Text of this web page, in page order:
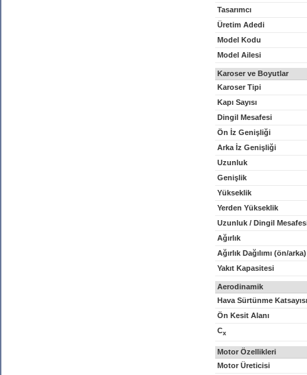
Tasarımcı
Üretim Adedi
Model Kodu
Model Ailesi
Karoser ve Boyutlar
Karoser Tipi
Kapı Sayısı
Dingil Mesafesi
Ön İz Genişliği
Arka İz Genişliği
Uzunluk
Genişlik
Yükseklik
Yerden Yükseklik
Uzunluk / Dingil
Ağırlık
Ağırlık Dağılımı (ön/arka)
Yakıt Kapasitesi
Aerodinamik
Hava Sürtünme Katsayısı
Ön Kesit Alanı
Cx
Motor Özellikleri
Motor Üreticisi